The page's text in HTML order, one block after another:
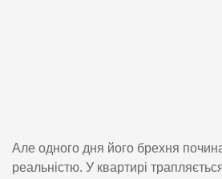
Але одного дня його брехня
реальністю. У квартирі